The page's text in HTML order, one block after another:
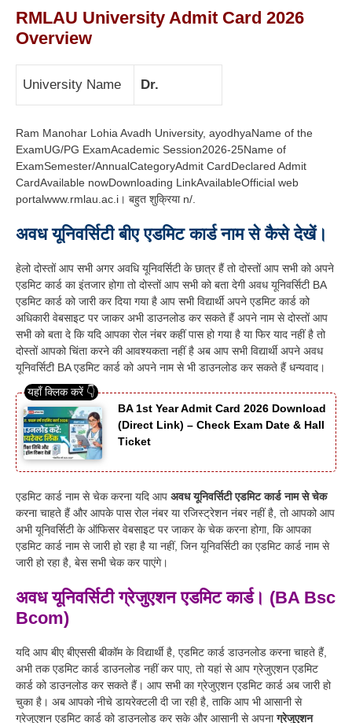
RMLAU University Admit Card 2026
Overview
University Name Dr.
Ram Manohar Lohia Avadh University, ayodhyaName of the
ExamUG/PG ExamAcademic Session2026-25Name of
ExamSemester/AnnualCategoryAdmit CardDeclared Admit
CardAvailable nowDownloading LinkAvailableOfficial web
portalwww.rmlau.ac.i। बहुत शुक्रिया n/.
अवध यूनिवर्सिटी बीए एडमिट कार्ड नाम से कैसे देखें।
हेलो दोस्तों आप सभी अगर अवधि यूनिवर्सिटी के छात्र हैं तो दोस्तों आप सभी को अपने
एडमिट कार्ड का इंतजार होगा तो दोस्तों आप सभी को बता देगी अवध यूनिवर्सिटी BA
एडमिट कार्ड को जारी कर दिया गया है आप सभी विद्यार्थी अपने एडमिट कार्ड को
अधिकारी वेबसाइट पर जाकर अभी डाउनलोड कर सकते हैं अपने नाम से दोस्तों आप
सभी को बता दे कि यदि आपका रोल नंबर कहीं पास हो गया है या फिर याद नहीं है तो
दोस्तों आपको चिंता करने की आवश्यकता नहीं है अब आप सभी विद्यार्थी अपने अवध
यूनिवर्सिटी BA एडमिट कार्ड को अपने नाम से भी डाउनलोड कर सकते हैं धन्यवाद।
BA 1st Year Admit Card 2026 Download
(Direct Link) – Check Exam Date & Hall
Ticket
एडमिट कार्ड नाम से चेक करना यदि आप अवध यूनिवर्सिटी एडमिट कार्ड नाम से चेक
करना चाहते हैं और आपके पास रोल नंबर या रजिस्ट्रेशन नंबर नहीं है, तो आपको आप
अभी यूनिवर्सिटी के ऑफिसर वेबसाइट पर जाकर के चेक करना होगा, कि आपका
एडमिट कार्ड नाम से जारी हो रहा है या नहीं, जिन यूनिवर्सिटी का एडमिट कार्ड नाम से
जारी हो रहा है, बेस सभी चेक कर पाएंगे।
अवध यूनिवर्सिटी ग्रेजुएशन एडमिट कार्ड। (BA Bsc
Bcom)
यदि आप बीए बीएससी बीकॉम के विद्यार्थी है, एडमिट कार्ड डाउनलोड करना चाहते हैं,
अभी तक एडमिट कार्ड डाउनलोड नहीं कर पाए, तो यहां से आप ग्रेजुएशन एडमिट
कार्ड को डाउनलोड कर सकते हैं। आप सभी का ग्रेजुएशन एडमिट कार्ड अब जारी हो
चुका है। अब आपको नीचे डायरेक्टली दी जा रही है, ताकि आप भी आसानी से
ग्रेजुएशन एडमिट कार्ड को डाउनलोड कर सके और आसानी से अपनाग्रेजुएशन